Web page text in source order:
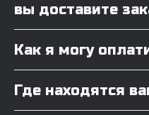
вы доставите
Как я могу
Где находятся